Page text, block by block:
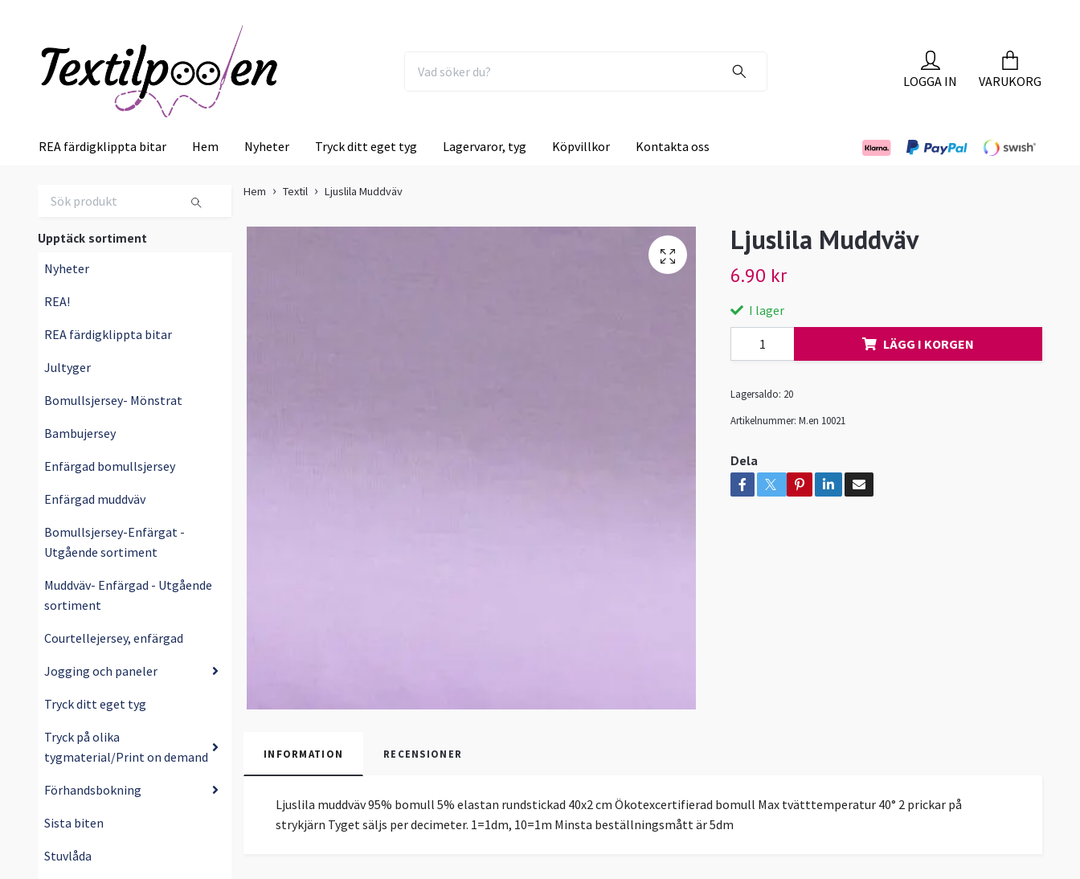
LOGGA IN VARUKORG
REA färdigklippta bitar Hem Nyheter Tryck ditt eget tyg Lagervaror, tyg Köpvillkor Kontakta oss
Upptäck sortiment
Nyheter
REA!
REA färdigklippta bitar
Jultyger
Bomullsjersey- Mönstrat
Bambujersey
Enfärgad bomullsjersey
Enfärgad muddväv
Bomullsjersey-Enfärgat -
Utgående sortiment
Muddväv- Enfärgad - Utgående
sortiment
Courtellejersey, enfärgad
Jogging och paneler
Tryck ditt eget tyg
Tryck på olika
tygmaterial/Print on demand
Förhandsbokning
Sista biten
Stuvlåda
Hem Textil Ljuslila Muddväv
Ljuslila Muddväv
6.90 kr
I lager
LÄGG I KORGEN
Lagersaldo: 20
Artikelnummer: M.en 10021
Dela
INFORMATION RECENSIONER
Ljuslila muddväv 95% bomull 5% elastan rundstickad 40x2 cm Ökotexcertifierad bomull Max tvätttemperatur 40° 2 prickar på
strykjärn Tyget säljs per decimeter. 1=1dm, 10=1m Minsta beställningsmått är 5dm